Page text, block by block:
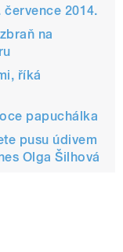
2014.
na
říká
papuchálka
pusu údivem
Olga Šilhová